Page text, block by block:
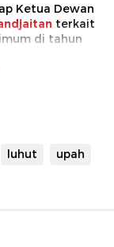
Ketua Dewan
terkait
di tahun
luhut
upah